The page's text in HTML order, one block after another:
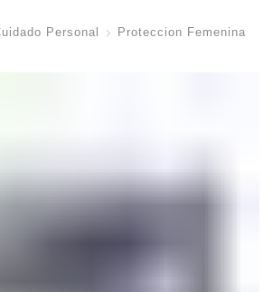
Personal Proteccion Femenina